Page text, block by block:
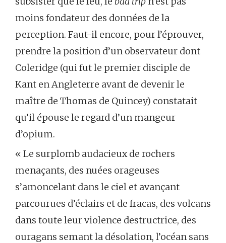
moins fondateur des données de la
perception. Faut-il encore, pour l’éprouver,
prendre la position d’un observateur dont
Coleridge (qui fut le premier disciple de
Kant en Angleterre avant de devenir le
maître de Thomas de Quincey) constatait
qu’il épouse le regard d’un mangeur
d’opium.
« Le surplomb audacieux de rochers
menaçants, des nuées orageuses
s’amoncelant dans le ciel et avançant
parcourues d’éclairs et de fracas, des volcans
dans toute leur violence destructrice, des
ouragans semant la désolation, l’océan sans